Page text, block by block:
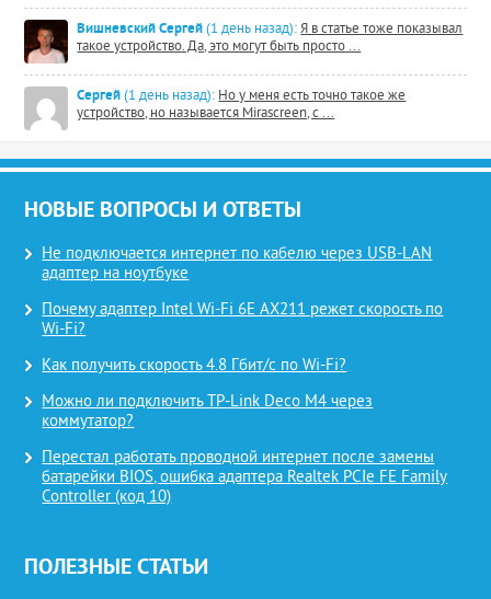
Вишневский Сергей (1 день назад): Я в статье тоже показывал
такое устройство. Да, это могут быть просто ...
Сергей (1 день назад): Но у меня есть точно такое же
устройство, но называется Mirascreen, с ...
НОВЫЕ ВОПРОСЫ И ОТВЕТЫ
Не подключается интернет по кабелю через USB-LAN
адаптер на ноутбуке
Почему адаптер Intel Wi-Fi 6E AX211 режет скорость по
Wi-Fi?
Как получить скорость 4.8 Гбит/с по Wi-Fi?
Можно ли подключить TP-Link Deco M4 через
коммутатор?
Перестал работать проводной интернет после замены
батарейки BIOS, ошибка адаптера Realtek PCIe FE Family
Controller (код 10)
ПОЛЕЗНЫЕ СТАТЬИ